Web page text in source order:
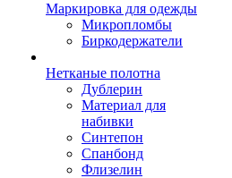
Маркировка для одежды
Микропломбы
Биркодержатели
Нетканые полотна
Дублерин
Материал для
набивки
Синтепон
Спанбонд
Флизелин